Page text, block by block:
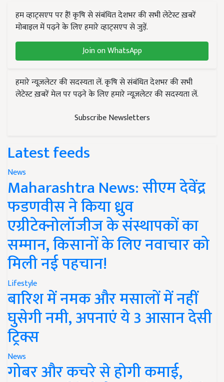
हम व्हाट्सएप पर हैं! कृषि से संबंधित देशभर की सभी लेटेस्ट ख़बरें
मोबाइल में पढ़ने के लिए हमारे व्हाट्सएप से जुड़ें.
Join on WhatsApp
हमारे न्यूज़लेटर की सदस्यता लें. कृषि से संबंधित देशभर की सभी
लेटेस्ट ख़बरें मेल पर पढ़ने के लिए हमारे न्यूज़लेटर की सदस्यता लें.
Subscribe Newsletters
Latest feeds
News
Maharashtra News: सीएम देवेंद्र
फडणवीस ने किया ध्रुव
एग्रीटेक्नोलॉजीज के संस्थापकों का
सम्मान, किसानों के लिए नवाचार को
मिली नई पहचान!
Lifestyle
बारिश में नमक और मसालों में नहीं
घुसेगी नमी, अपनाएं ये 3 आसान देसी
ट्रिक्स
News
गोबर और कचरे से होगी कमाई,